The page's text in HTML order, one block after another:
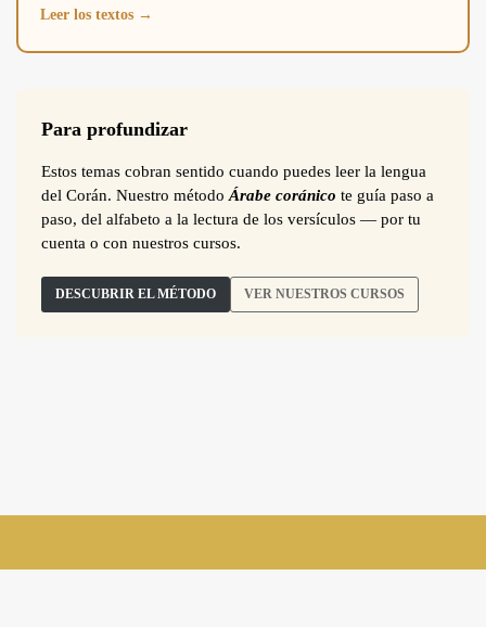
Leer los textos →
Para profundizar
Estos temas cobran sentido cuando puedes leer la lengua
del Corán. Nuestro método Árabe coránico te guía paso a
paso, del alfabeto a la lectura de los versículos — por tu
cuenta o con nuestros cursos.
DESCUBRIR EL MÉTODO VER NUESTROS CURSOS